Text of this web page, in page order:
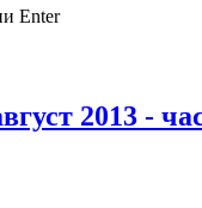
Enter
2013 -